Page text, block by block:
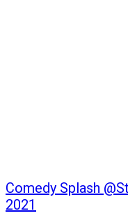
Comedy Splash
2021